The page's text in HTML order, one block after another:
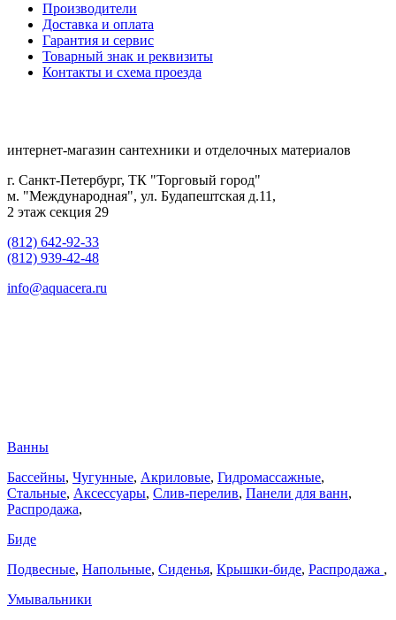
Производители
Доставка и оплата
Гарантия и сервис
Товарный знак и реквизиты
Контакты и схема проезда
интернет-магазин сантехники и отделочных материалов
г. Санкт-Петербург, ТК "Торговый город"
м. "Международная", ул. Будапештская д.11,
2 этаж секция 29
(812) 642-92-33
(812) 939-42-48
info@aquacera.ru
Ванны
Бассейны, Чугунные, Акриловые, Гидромассажные,
Стальные, Аксессуары, Слив-перелив, Панели для ванн,
Распродажа,
Биде
Подвесные, Напольные, Сиденья, Крышки-биде, Распродажа ,
Умывальники